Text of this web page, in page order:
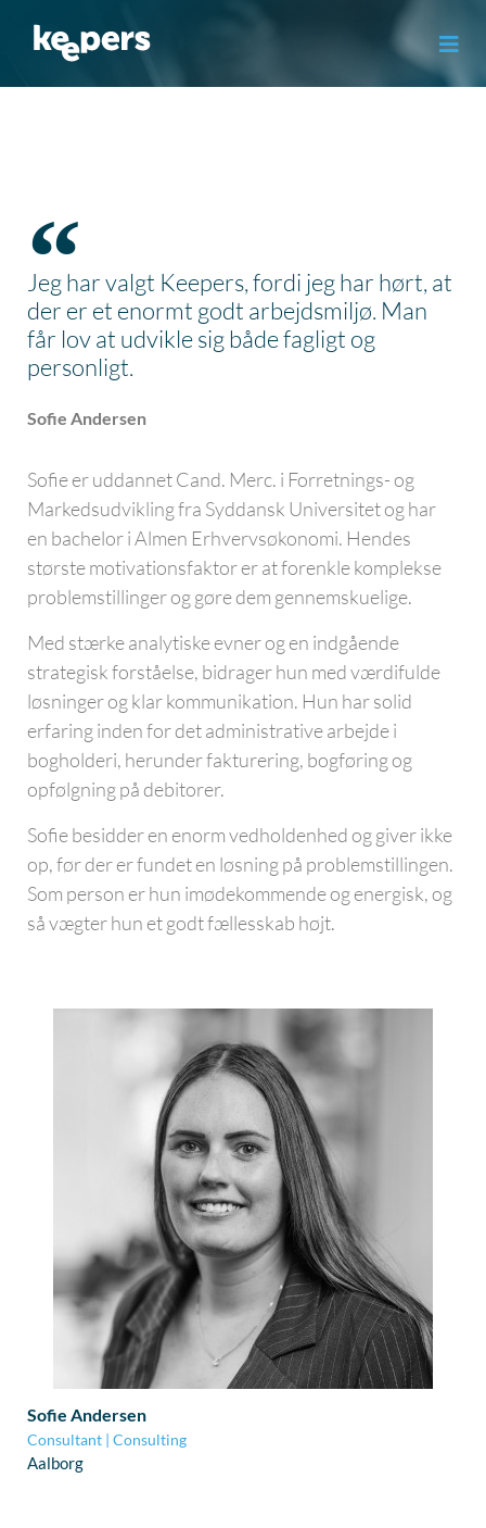
indholdet
Jeg har valgt Keepers, fordi jeg har hørt, at
der er et enormt godt arbejdsmiljø. Man
får lov at udvikle sig både fagligt og
personligt.
Sofie Andersen
Sofie er uddannet Cand. Merc. i Forretnings- og
Markedsudvikling fra Syddansk Universitet og har
en bachelor i Almen Erhvervsøkonomi. Hendes
største motivationsfaktor er at forenkle komplekse
problemstillinger og gøre dem gennemskuelige.
Med stærke analytiske evner og en indgående
strategisk forståelse, bidrager hun med værdifulde
løsninger og klar kommunikation. Hun har solid
erfaring inden for det administrative arbejde i
bogholderi, herunder fakturering, bogføring og
opfølgning på debitorer.
Sofie besidder en enorm vedholdenhed og giver ikke
op, før der er fundet en løsning på problemstillingen.
Som person er hun imødekommende og energisk, og
så vægter hun et godt fællesskab højt.
Sofie Andersen
Consultant | Consulting
Aalborg